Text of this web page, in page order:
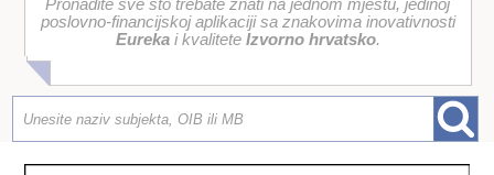
Pronađite sve što trebate znati na jednom mjestu, jedinoj
poslovno-financijskoj aplikaciji sa znakovima inovativnosti
Eurekai kvalitete Izvorno hrvatsko.